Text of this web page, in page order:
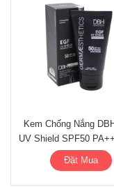
Kem Chống Nắng
UV Shield SPF50
Đặt Mua